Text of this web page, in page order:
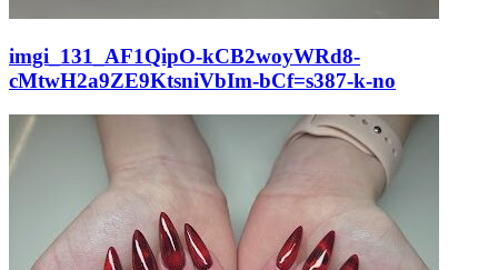
imgi_131_AF1QipO-kCB2woyWRd8-
cMtwH2a9ZE9KtsniVbIm-bCf=s387-k-no